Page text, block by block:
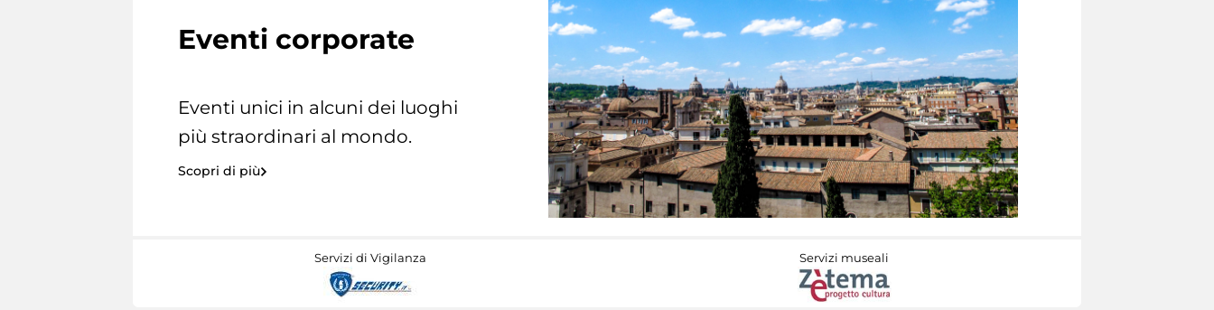
Eventi corporate
Eventi unici in alcuni dei luoghi
più straordinari al mondo.
Scopri di più
Servizi di Vigilanza Servizi museali